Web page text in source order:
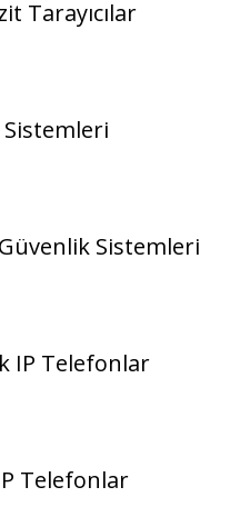
Tarayıcılar
Sistemleri
IP Telefonlar
Telefonlar